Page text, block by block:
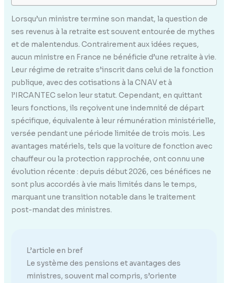
Lorsqu’un ministre termine son mandat, la question de
ses revenus à la retraite est souvent entourée de mythes
et de malentendus. Contrairement aux idées reçues,
aucun ministre en France ne bénéficie d’une retraite à vie.
Leur régime de retraite s’inscrit dans celui de la fonction
publique, avec des cotisations à la CNAV et à
l’IRCANTEC selon leur statut. Cependant, en quittant
leurs fonctions, ils reçoivent une indemnité de départ
spécifique, équivalente à leur rémunération ministérielle,
versée pendant une période limitée de trois mois. Les
avantages matériels, tels que la voiture de fonction avec
chauffeur ou la protection rapprochée, ont connu une
évolution récente : depuis début 2026, ces bénéfices ne
sont plus accordés à vie mais limités dans le temps,
marquant une transition notable dans le traitement
post-mandat des ministres.
L’article en bref
Le système des pensions et avantages des
ministres, souvent mal compris, s’oriente